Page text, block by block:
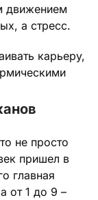
движением
а стресс.
карьеру,
не просто
пришел в
главная
от 1 до 9 –